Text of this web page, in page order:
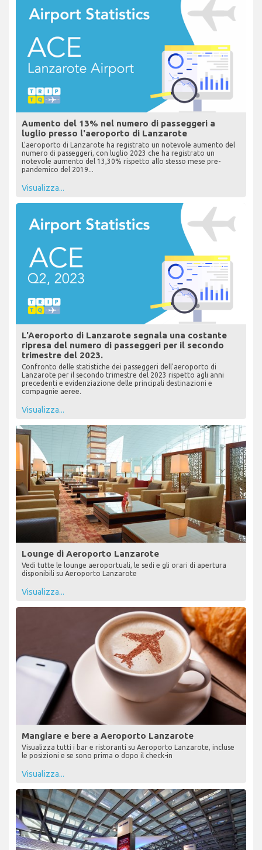
Aumento del 13% nel numero di passeggeri a
luglio presso l'aeroporto di Lanzarote
L'aeroporto di Lanzarote ha registrato un notevole aumento del
numero di passeggeri, con luglio 2023 che ha registrato un
notevole aumento del 13,30% rispetto allo stesso mese pre-
pandemico del 2019...
Visualizza...
L'Aeroporto di Lanzarote segnala una costante
ripresa del numero di passeggeri per il secondo
trimestre del 2023.
Confronto delle statistiche dei passeggeri dell'aeroporto di
Lanzarote per il secondo trimestre del 2023 rispetto agli anni
precedenti e evidenziazione delle principali destinazioni e
compagnie aeree.
Visualizza...
Lounge di Aeroporto Lanzarote
Vedi tutte le lounge aeroportuali, le sedi e gli orari di apertura
disponibili su Aeroporto Lanzarote
Visualizza...
Mangiare e bere a Aeroporto Lanzarote
Visualizza tutti i bar e ristoranti su Aeroporto Lanzarote, incluse
le posizioni e se sono prima o dopo il check-in
Visualizza...